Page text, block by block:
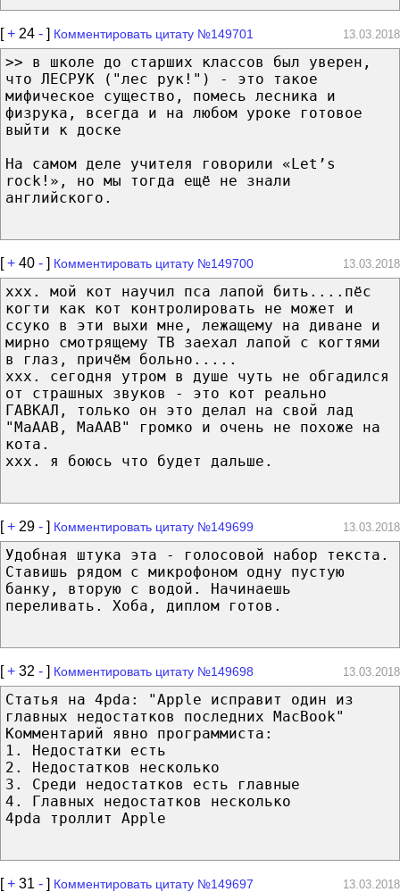
[+ 24 - ] Комментировать цитату №149701 13.03.2018
>> в школе до старших классов был уверен,
что ЛЕСРУК ("лес рук!") - это такое
мифическое существо, помесь лесника и
физрука, всегда и на любом уроке готовое
выйти к доске
На самом деле учителя говорили «Let’s
rock!», но мы тогда ещё не знали
английского.
[+ 40 - ] Комментировать цитату №149700 13.03.2018
xxx. мой кот научил пса лапой бить....пёс
когти как кот контролировать не может и
ссуко в эти выхи мне, лежащему на диване и
мирно смотрящему ТВ заехал лапой с когтями
в глаз, причём больно.....
xxx. сегодня утром в душе чуть не обгадился
от страшных звуков - это кот реально
ГАВКАЛ, только он это делал на свой лад
"МаААВ, МаААВ" громко и очень не похоже на
кота.
xxx. я боюсь что будет дальше.
[+ 29 - ] Комментировать цитату №149699 13.03.2018
Удобная штука эта - голосовой набор текста.
Ставишь рядом с микрофоном одну пустую
банку, вторую с водой. Начинаешь
переливать. Хоба, диплом готов.
[+ 32 - ] Комментировать цитату №149698 13.03.2018
Статья на 4pda: "Apple исправит один из
главных недостатков последних MacBook"
Комментарий явно программиста:
1. Недостатки есть
2. Недостатков несколько
3. Среди недостатков есть главные
4. Главных недостатков несколько
4pda троллит Apple
[+ 31 - ] Комментировать цитату №149697 13.03.2018